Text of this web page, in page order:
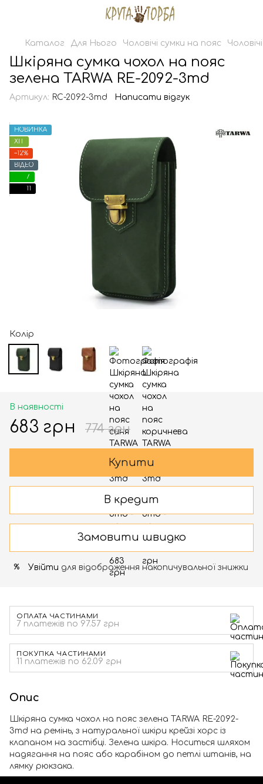
Каталог Для Нього Чоловічі сумки на пояс
Шкіряна сумка чохол на пояс
зелена TARWA RE-2092-3md
Артикул: RC-2092-3md Написати відгук
НОВИНКА
ХІТ
−12%
ВІДЕО
7
11
Колір
В наявності
683 грн 774 грн
Купити
В кредит
Замовити швидко
% Увійти для відображення накопичувальної знижки
ОПЛАТА ЧАСТИНАМИ
7 платежів по 97.57 грн
ПОКУПКА ЧАСТИНАМИ
11 платежів по 62.09 грн
Опис
Шкіряна сумка чохол на пояс зелена TARWA RE-2092-
3md на ремінь, з натуральної шкіри крейзі хорс із
клапаном на застібці. Зелена шкіра. Носиться шляхом
надягання на пояс або карабіном до петлі штанів, на
лямку рюкзака.